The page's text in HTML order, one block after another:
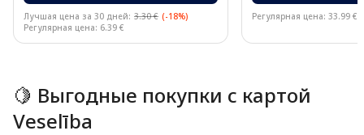
Лучшая цена за 30 дней: 3.30 € (-18%)
Регулярная цена: 6.39 €
Регулярная цена: 33.99 €
🍋 Выгодные покупки с картой
Veselība